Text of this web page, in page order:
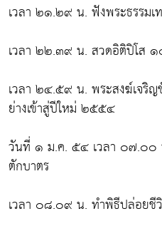
เวลา ๒๑.๒๙ น. ฟังพระธรรมเ
เวลา ๒๒.๓๙ น. สวดอิติปิโส
เวลา ๒๔.๕๙ น. พระสงฆ์เจริญ
ย่างเข้าสู่ปีใหม่ ๒๕๕๔
วันที่ ๑ ม.ค. ๕๔ เวลา ๐๗.๐๐
ตักบาตร
เวลา ๐๘.๐๙ น. ทำพิธีปล่อยชี